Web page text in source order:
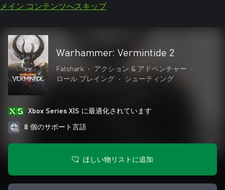
メイン コンテンツへスキップ
Warhammer: Vermintide 2
Fatshark • アクション & アドベンチャー
•
ロール プレイング
• シューティング
Xbox Series X|S に最適化されています
8 個のサポート言語
ほしい物リストに追加